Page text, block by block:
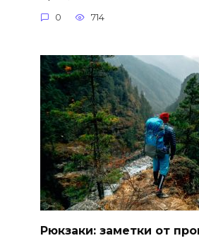
0 714
Рюкзаки: заметки от